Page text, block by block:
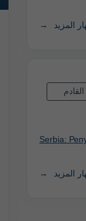
المزيد
القادم
Serbia:
المزيد